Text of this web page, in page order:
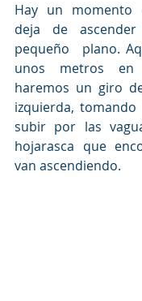
Hay un momento
deja de
pequeño  plano.
unos metros
haremos un giro
izquierda,
subir por las
hojarasca que
van ascendiendo.